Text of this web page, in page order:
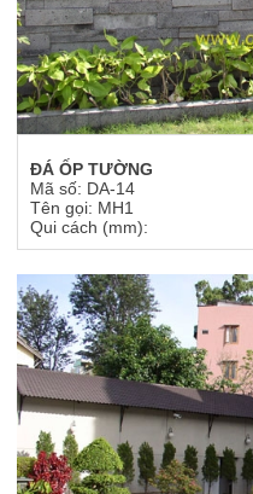
ĐÁ ỐP TƯỜNG
Mã số: DA-14
Tên gọi: MH1
Qui cách (mm):